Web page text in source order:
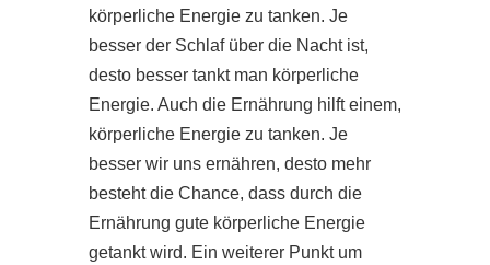
körperliche Energie zu tanken. Je
besser der Schlaf über die Nacht ist,
desto besser tankt man körperliche
Energie. Auch die Ernährung hilft einem,
körperliche Energie zu tanken. Je
besser wir uns ernähren, desto mehr
besteht die Chance, dass durch die
Ernährung gute körperliche Energie
getankt wird. Ein weiterer Punkt um